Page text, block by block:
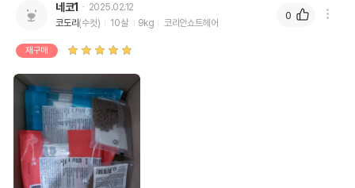
네코1
2025.02.12
코도리 (수컷) 10살 9kg 코리안쇼트헤어
재구매
0